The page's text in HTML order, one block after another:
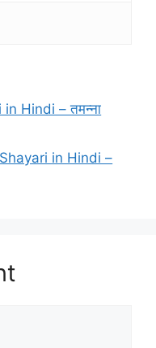
Hindi – तमन्ना
in Hindi –